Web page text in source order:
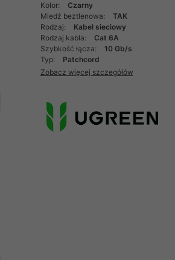
Następny
Kolor:
Czarny
Miedź beztlenowa:
TAK
Rodzaj:
Kabel sieciowy
Rodzaj kabla:
Cat 6A
Szybkość łącza:
10 Gb/s
Typ:
Patchcord
Zobacz więcej szczegółów